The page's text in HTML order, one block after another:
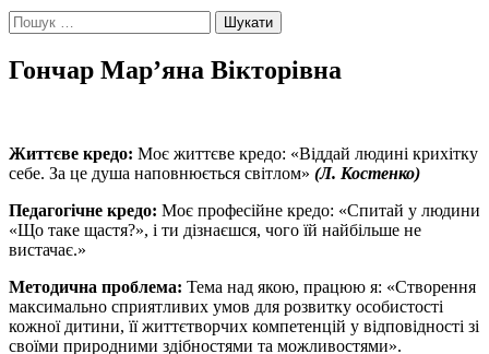
Пошук:
Гончар Мар’яна Вікторівна
Життєве кредо: Моє життєве кредо: «Віддай людині крихітку
себе. За це душа наповнюється світлом» (Л. Костенко)
Педагогічне кредо: Моє професійне кредо: «Спитай у людини
«Що таке щастя?», і ти дізнаєшся, чого їй найбільше не
вистачає.»
Методична проблема: Тема над якою, працюю я: «Створення
максимально сприятливих умов для розвитку особистості
кожної дитини, її життєтворчих компетенцій у відповідності зі
своїми природними здібностями та можливостями».